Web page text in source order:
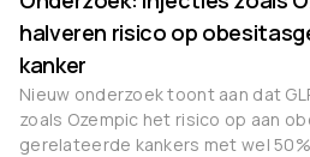
halveren risico op
kanker
Nieuw onderzoek toont aan dat
zoals Ozempic het risico op aan
gerelateerde kankers met wel